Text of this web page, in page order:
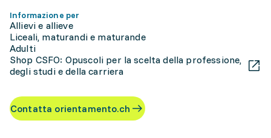
Informazione per
Allievi e allieve
Liceali, maturandi e maturande
Adulti
Shop CSFO: Opuscoli per la scelta della professione,
degli studi e della carriera
Contatta orientamento.ch